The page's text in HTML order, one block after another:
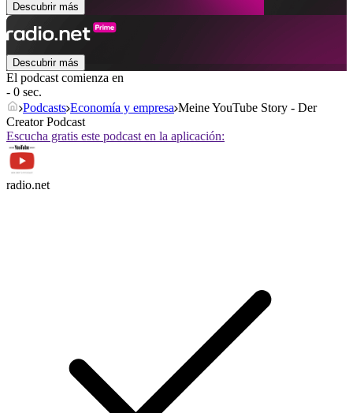
Descubrir más
Descubrir más
El podcast comienza en
- 0 sec.
Podcasts Economía y empresa Meine YouTube Story - Der
Creator Podcast
Escucha gratis este podcast en la aplicación:
radio.net